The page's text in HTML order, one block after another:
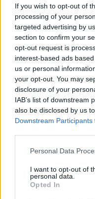
If you wish to opt-out of
processing of your
targeted advertising by
section to confirm your
opt-out request is
interest-based ads
us or personal
your opt-out. You may
disclosure of your
IAB’s list of downstream
also be disclosed by us
Downstream Participants
Personal Data
I want to opt-out of
personal data.
Opted In
Principiante
Hola¡ he estado un
retomado veo que hay
muchas cosas más .
Mi pregunta es donde
los talleres que
11 Diciembre 2016
Gaia
Hola¡ he estado un
veo que hay un monton
más . Enhora buena por